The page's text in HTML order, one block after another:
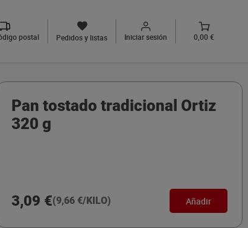
postal Pedidos y listas Iniciar sesión 0,00 €
Pan tostado tradicional Ortiz
320 g
3,09 €(9,66 €/KILO) Añadir